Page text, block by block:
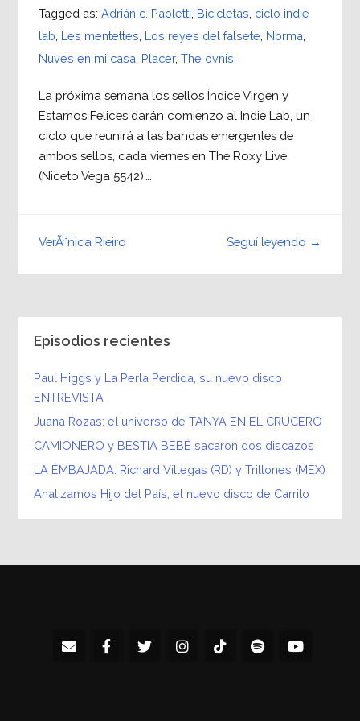
Tagged as: Adrián c. Paoletti Bicicletas ciclo indie
lab Les mentettes Los reyes del falsete Norma
Nuves en mi casa Placer, The ovnis
La próxima semana los sellos Índice Virgen y
Estamos Felices darán comienzo al Indie Lab, un
ciclo que reunirá a las bandas emergentes de
ambos sellos, cada viernes en The Roxy Live
(Niceto Vega 5542)….
Seguí leyendo →
VerÃ³nica Rieiro
Episodios recientes
Paul Higgs y La Perla Perdida, su nuevo disco
ENTREVISTA
Juana Rozas: el universo de TANYA EN EL CRUCERO
CAMIONERO y BESTIA BEBÉ sacaron dos discazos
LA EMBAJADA: Richard Villegas (RD) y Trillones (MEX)
Analizamos Hijo del País, el nuevo disco de Carrito